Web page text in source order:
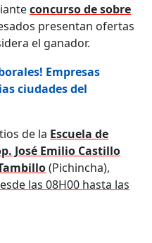
concurso de sobre
presentan ofertas
el ganador.
Empresas
ciudades del
de la Escuela de
José Emilio Castillo
(Pichincha),
las 08H00 hasta las